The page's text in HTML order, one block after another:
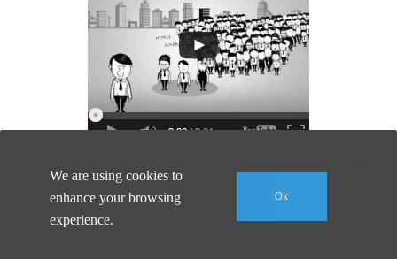
© 2026 Software Developer India |
We use cookies to enhance your
browsing experience.
We are using cookies to
enhance your browsing
experience.
Ok